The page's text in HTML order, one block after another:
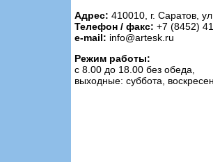
Адрес: 410010, г. Саратов,
Телефон / факс: +7 (8452)
e-mail: info@artesk.ru
Режим работы:
с 8.00 до 18.00 без обеда,
выходные: суббота,